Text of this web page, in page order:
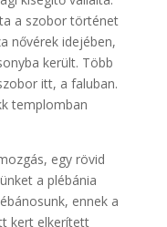
a szobor történet
nővérek idejében,
került. Több
itt, a faluban.
templomban
egy rövid
a plébánia
ennek a
kert elkerített